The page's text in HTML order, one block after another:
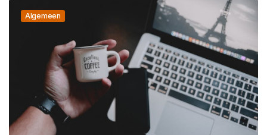
Algemeen